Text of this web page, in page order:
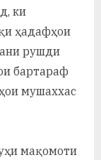
ки
ҳадафҳои
рушди
бартараф
мушаххас
мақомоти